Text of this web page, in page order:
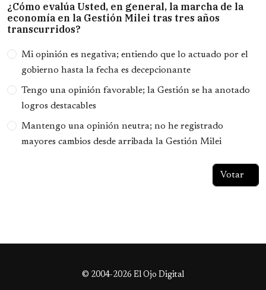
¿Cómo evalúa Usted, en general, la marcha de la
economía en la Gestión Milei tras tres años
transcurridos?
Opciones
Mi opinión es negativa; entiendo que lo actuado por el
gobierno hasta la fecha es decepcionante
Tengo una opinión favorable; la Gestión se ha anotado
logros destacables
Mantengo una opinión neutra; no he registrado
mayores cambios desde arribada la Gestión Milei
© 2004-2026 El Ojo Digital